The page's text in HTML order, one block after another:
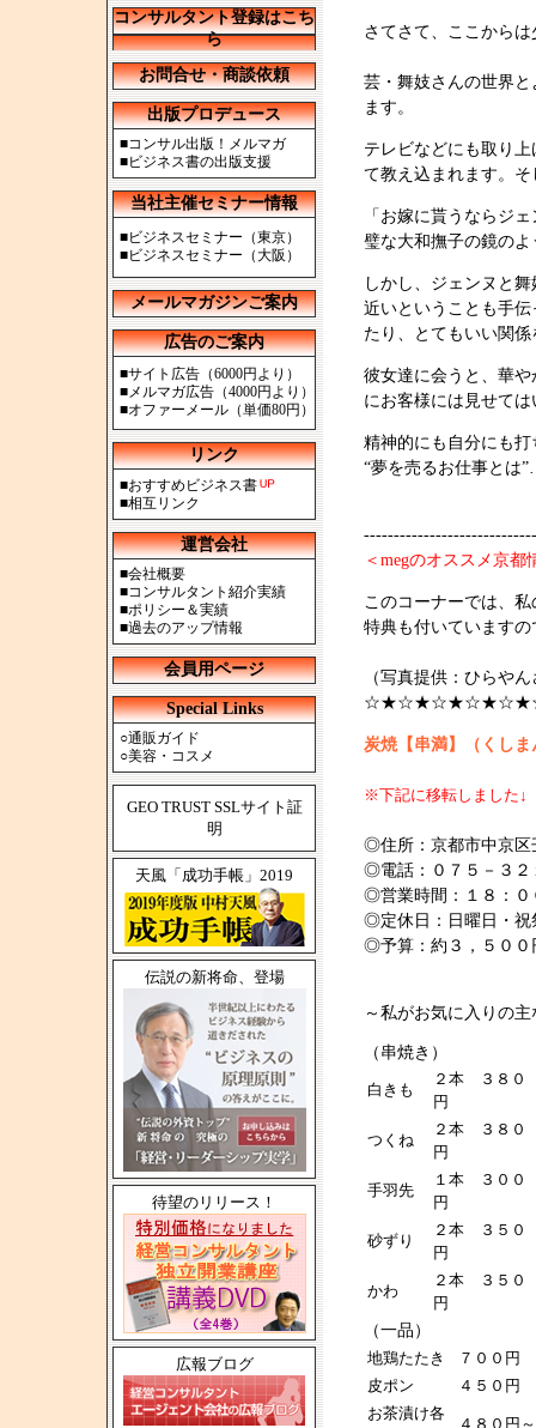
コンサルタント登録はこち
ら
お問合せ・商談依頼
出版プロデュース
■コンサル出版！メルマガ
■ビジネス書の出版支援
当社主催セミナー情報
■ビジネスセミナー（東京）
■ビジネスセミナー（大阪）
メールマガジンご案内
広告のご案内
■サイト広告（6000円より）
■メルマガ広告（4000円より）
■オファーメール（単価80円）
リンク
■おすすめビジネス書
■相互リンク
運営会社
■会社概要
■コンサルタント紹介実績
■ポリシー＆実績
■過去のアップ情報
会員用ページ
Special Links
○通販ガイド
○美容・コスメ
GEO TRUST SSLサイト証
明
天風「成功手帳」2019
伝説の新将命、登場
待望のリリース！
広報ブログ
さてさて、ここから
芸・舞妓さんの世界
ます。
テレビなどにも取り
て教え込まれます。
「お嫁に貰うならジ
璧な大和撫子の鏡の
しかし、ジェンヌと
近いということも手
たり、とてもいい関
彼女達に会うと、華
にお客様には見せて
精神的にも自分にも
“夢を売るお仕事とは
＜megのオススメ京都
このコーナーでは、
特典も付いています
（写真提供：ひらや
炭焼【串満】（くしま
※下記に移転しました↓
◎住所：京都市中京区
◎電話：０７５－３２
◎営業時間：１８：０
◎定休日：日曜日・祝
◎予算：約３，５００
～私がお気に入りの
（串焼き）
白きも
２本 ３８０
円
つくね
２本 ３８０
円
手羽先
１本 ３００
円
砂ずり
２本 ３５０
円
かわ
２本 ３５０
円
（一品）
地鶏たたき
７００円
皮ポン
４５０円
お茶漬け各
４８０円～